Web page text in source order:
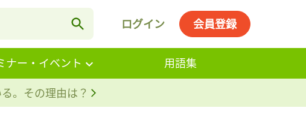
ログイン 会員登録
ナー・イベント
用語集
。その理由は？